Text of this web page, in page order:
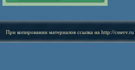
При копировании материалов ссылка на http://csserv.ru